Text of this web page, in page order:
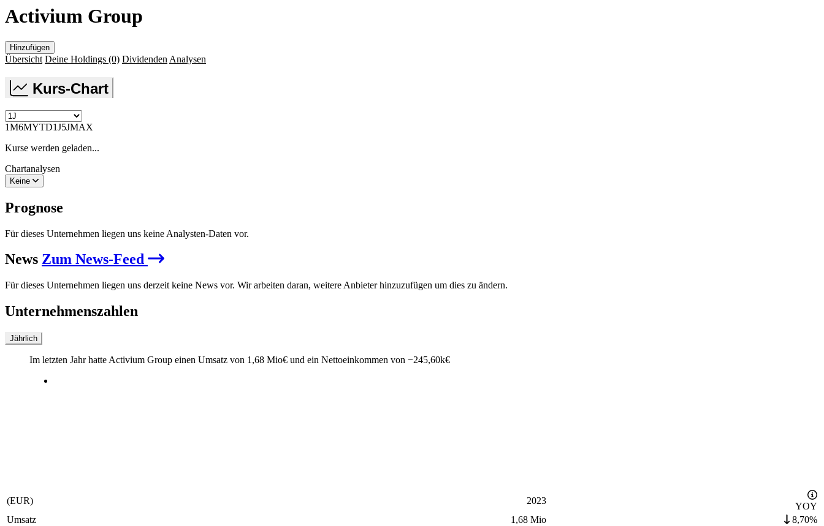
Activium Group
Hinzufügen
Übersicht Deine Holdings (0) Dividenden Analysen
Kurs-Chart
1M6MYTD1J5JMAX
Kurse werden geladen...
Chartanalysen
Keine
Prognose
Für dieses Unternehmen liegen uns keine Analysten-Daten vor.
News Zum News-Feed
Für dieses Unternehmen liegen uns derzeit keine News vor. Wir arbeiten daran, weitere Anbieter hinzuzufügen um dies zu ändern.
Unternehmenszahlen
Jährlich
Im letzten Jahrhatte Activium Group einen Umsatz von 1,68 Mio€ und ein Nettoeinkommen von −245,60k€
(EUR) 2023
YOY
Umsatz
1,68 Mio
8,70%